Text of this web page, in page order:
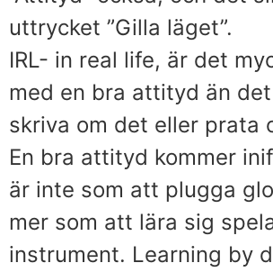
uttrycket ”Gilla läget”.
IRL- in real life, är det
med en bra attityd än
skriva om det eller prata
En bra attityd kommer
är inte som att plugga
mer som att lära sig
instrument. Learning by